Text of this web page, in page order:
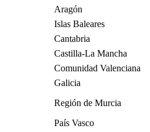
Aragón
Islas Baleares
Cantabria
Castilla-La Mancha
Comunidad Valenciana
Galicia
Región de Murcia
País Vasco